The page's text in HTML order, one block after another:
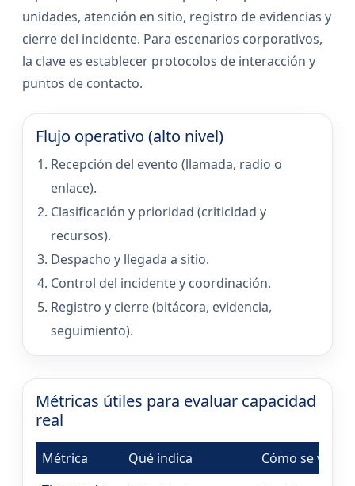
unidades, atención en sitio, registro de evidencias y
cierre del incidente. Para escenarios corporativos,
la clave es establecer protocolos de interacción y
puntos de contacto.
Flujo operativo (alto nivel)
Recepción del evento (llamada, radio o
enlace).
Clasificación y prioridad (criticidad y
recursos).
Despacho y llegada a sitio.
Control del incidente y coordinación.
Registro y cierre (bitácora, evidencia,
seguimiento).
Métricas útiles para evaluar capacidad
real
Métrica Qué indica
Cómo se valida